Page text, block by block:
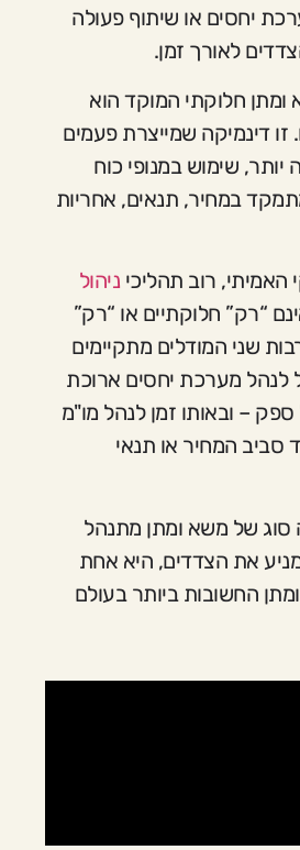
יחסים או שיתוף פעולה
לאורך זמן.
חלוקתי המוקד הוא
דינמיקה שמייצרת פעמים
שימוש במנופי כוח
במחיר, תנאים, אחריות
רוב תהליכיניהול
“רק” חלוקתיים או “רק”
שני המודלים מתקיימים
לנהל מערכת יחסים ארוכת
ספק – ובאותו זמן לנהל מו"מ
סביב המחיר או תנאי
סוג של משא ומתן מתנהל
את הצדדים, היא אחת
החשובות ביותר בעולם